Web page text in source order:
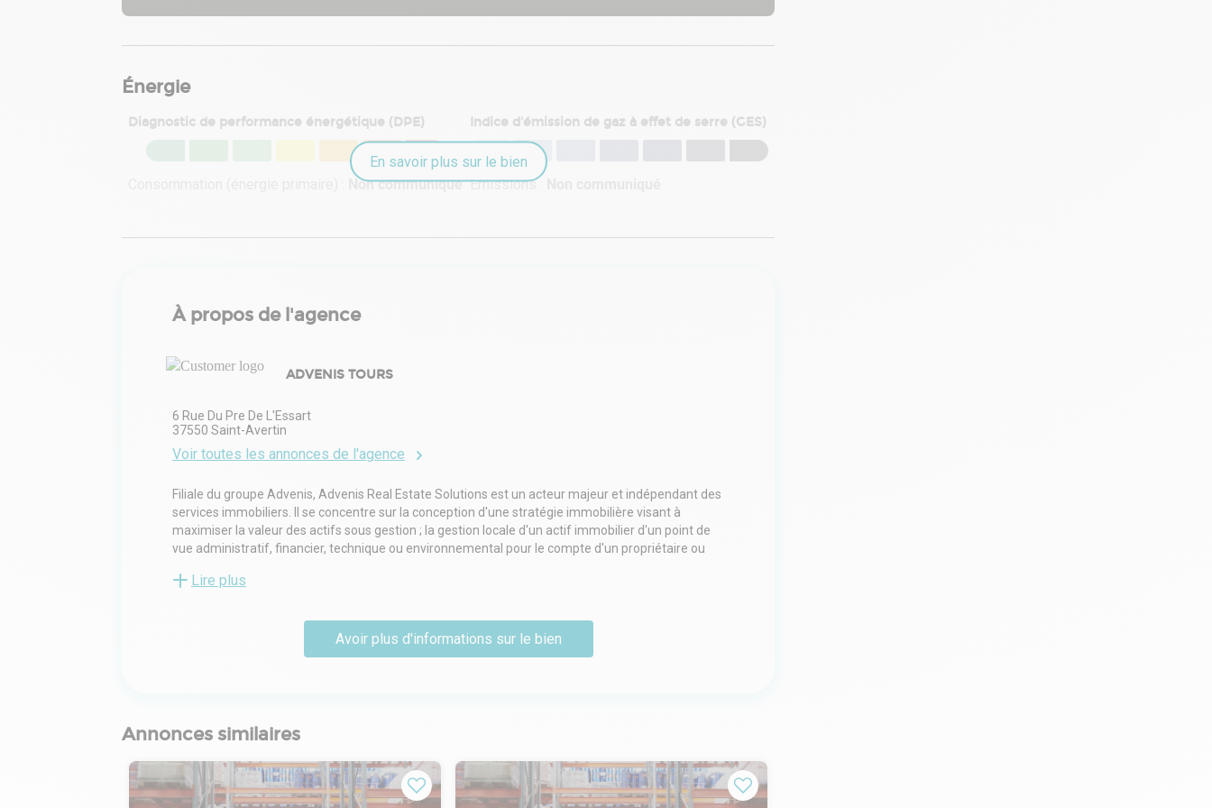
Énergie
Diagnostic de performance énergétique (DPE)
Non communiqué
Indice d'émission de gaz à effet de serre (GES)
Émissions :
En savoir plus sur le bien
À propos de l'agence
ADVENIS TOURS
6 Rue Du Pre De L'Essart
37550 Saint-Avertin
Voir toutes les annonces de l'agence
Filiale du groupe Advenis, Advenis Real Estate Solutions est un acteur majeur et indépendant des
services immobiliers. Il se concentre sur la conception d'une stratégie immobilière visant à
maximiser la valeur des actifs sous gestion ; la gestion locale d'un actif immobilier d'un point de
vue administratif, financier, technique ou environnemental pour le compte d'un propriétaire ou
investissement et arbitrage.
Lire plus
Avoir plus d'informations sur le bien
Annonces similaires